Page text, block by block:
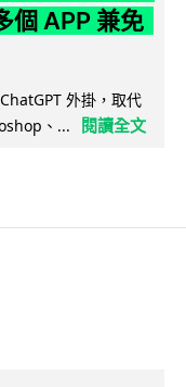
個 APP 兼免
外掛，取代
、...
閱讀全文